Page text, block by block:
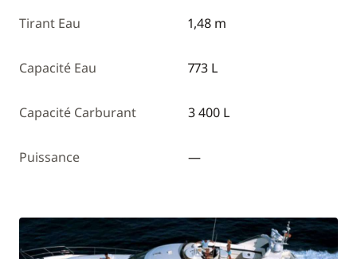
Tirant Eau 1,48 m
Capacité Eau 773 L
Capacité Carburant 3 400 L
Puissance —